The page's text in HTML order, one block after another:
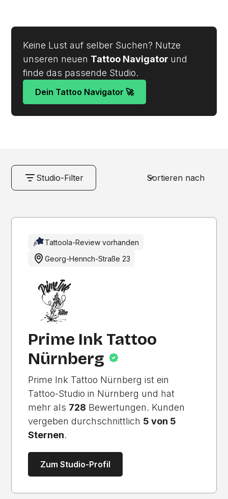
Keine Lust auf selber Suchen? Nutze
unseren neuen Tattoo Navigator und
finde das passende Studio.
Dein Tattoo Navigator 🚀
Studio-Filter Sortieren nach
EMPFOHLENES STUDIO
Nur Empfohlene Studios
Tattoola-Review vorhanden
Georg-Hennch-Straße 23
Prime Ink Tattoo
Nürnberg
Prime Ink Tattoo Nürnberg ist ein
Tattoo-Studio in Nürnberg und hat
mehr als 728 Bewertungen. Kunden
vergeben durchschnittlich 5 von 5
Sternen.
Zum Studio-Profil